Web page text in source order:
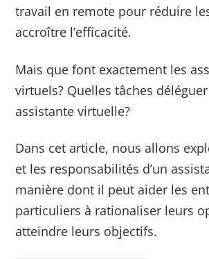
travail en remote pour réduire
accroître l’efficacité.
Mais que font exactement les
virtuels? Quelles tâches
assistante virtuelle?
Dans cet article, nous allons
et les responsabilités d’un
manière dont il peut aider les
particuliers à rationaliser leurs
atteindre leurs objectifs.